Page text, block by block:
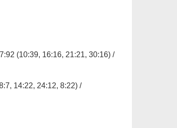
(10:39, 16:16, 21:21, 30:16) /
14:22, 24:12, 8:22) /